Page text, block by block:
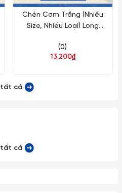
Chén Cơm Trắng (Nhiều
Size, Nhiều Loại) Long
(0)
13.200₫
tất cả
tất cả